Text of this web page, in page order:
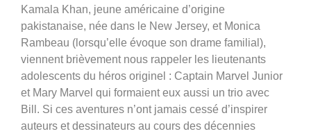
Kamala Khan, jeune américaine d’origine
pakistanaise, née dans le New Jersey, et Monica
Rambeau (lorsqu’elle évoque son drame familial),
viennent brièvement nous rappeler les lieutenants
adolescents du héros originel : Captain Marvel Junior
et Mary Marvel qui formaient eux aussi un trio avec
Bill. Si ces aventures n’ont jamais cessé d’inspirer
auteurs et dessinateurs au cours des décennies